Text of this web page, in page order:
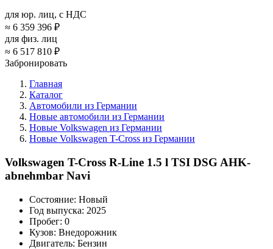
для юр. лиц, с НДС
≈ 6 359 396 ₽
для физ. лиц
≈ 6 517 810 ₽
Забронировать
Главная
Каталог
Автомобили из Германии
Новые автомобили из Германии
Новые Volkswagen из Германии
Новые Volkswagen T-Cross из Германии
Volkswagen T-Cross R-Line 1.5 l TSI DSG AHK-
abnehmbar Navi
Состояние: Новый
Год выпуска: 2025
Пробег: 0
Кузов: Внедорожник
Двигатель: Бензин